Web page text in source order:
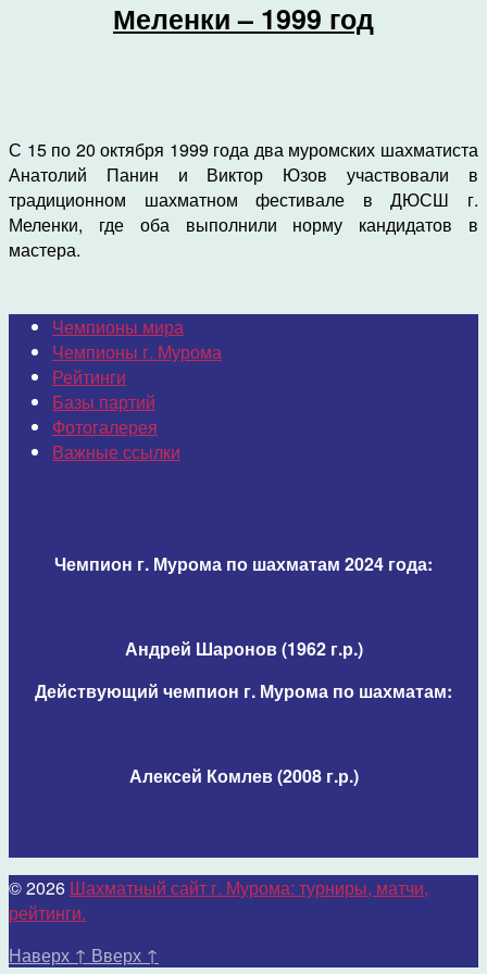
Меленки – 1999 год
С 15 по 20 октября 1999 года два муромских шахматиста
Анатолий Панин и Виктор Юзов участвовали в
традиционном шахматном фестивале в ДЮСШ г.
Меленки, где оба выполнили норму кандидатов в
мастера.
Чемпионы мира
Чемпионы г. Мурома
Рейтинги
Базы партий
Фотогалерея
Важные ссылки
Чемпион г. Мурома по шахматам 2024 года:
Андрей Шаронов (1962 г.р.)
Действующий чемпион г. Мурома по шахматам:
Алексей Комлев (2008 г.р.)
© 2026 Шахматный сайт г. Мурома: турниры, матчи,
рейтинги.
Наверх ↑ Вверх ↑